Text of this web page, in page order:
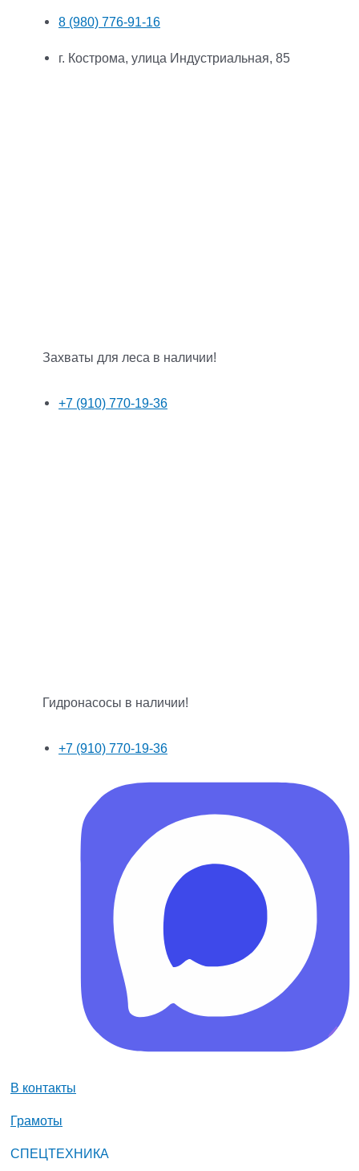
8 (980) 776-91-16
г. Кострома, улица Индустриальная, 85
Захваты для леса в наличии!
+7 (910) 770-19-36
Гидронасосы в наличии!
+7 (910) 770-19-36
В контакты
Грамоты
СПЕЦТЕХНИКА